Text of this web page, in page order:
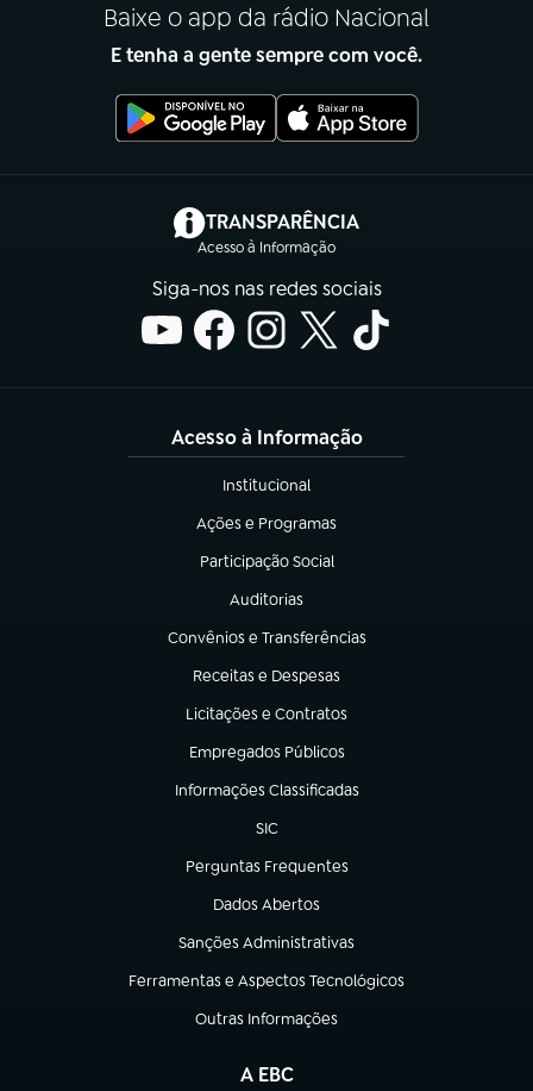
Baixe o app da rádio Nacional
E tenha a gente sempre com você.
TRANSPARÊNCIA
Acesso à Informação
(abre em nova aba)
Siga-nos nas redes sociais
Acesso à Informação
Institucional
(abre em nova aba)
Ações e Programas
(abre em nova aba)
Participação Social
(abre em nova aba)
Auditorias
(abre em nova aba)
Convênios e Transferências
(abre em nova aba)
Receitas e Despesas
(abre em nova aba)
Licitações e Contratos
(abre em nova aba)
Empregados Públicos
(abre em nova aba)
Informações Classificadas
(abre em nova aba)
SIC
(abre em nova aba)
Perguntas Frequentes
(abre em nova aba)
Dados Abertos
(abre em nova aba)
Sanções Administrativas
(abre em nova aba)
Ferramentas e Aspectos Tecnológicos
(abre em nova aba)
Outras Informações
(abre em nova aba)
A EBC